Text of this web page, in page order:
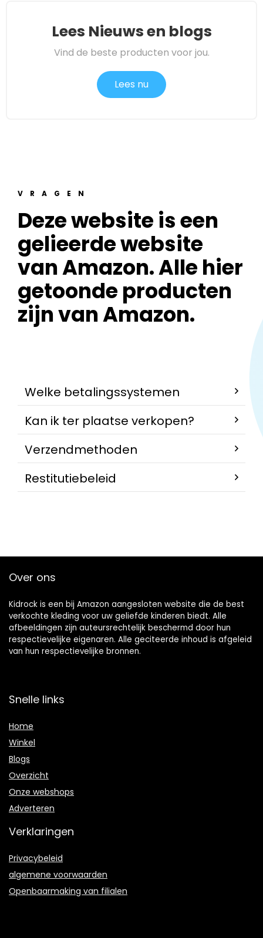
Lees Nieuws en blogs
Vind de beste producten voor jou.
Lees nu
VRAGEN
Deze website is een
gelieerde website
van Amazon. Alle hier
getoonde producten
zijn van Amazon.
Welke betalingssystemen
Kan ik ter plaatse verkopen?
Verzendmethoden
Restitutiebeleid
Over ons
Kidrock is een bij Amazon aangesloten website die de best
verkochte kleding voor uw geliefde kinderen biedt. Alle
afbeeldingen zijn auteursrechtelijk beschermd door hun
respectievelijke eigenaren. Alle geciteerde inhoud is afgeleid
van hun respectievelijke bronnen.
Snelle links
Home
Winkel
Blogs
Overzicht
Onze webshops
Adverteren
Verklaringen
Privacybeleid
algemene voorwaarden
Openbaarmaking van filialen